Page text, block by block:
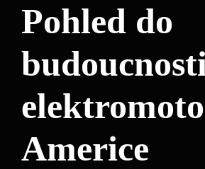
Pohled do
Americe